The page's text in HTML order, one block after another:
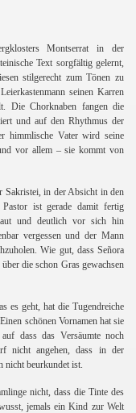
Montserrat in der
Text sorgfältig gelernt,
stilgerecht zum Tönen zu
seinen Karren
Die Chorknaben fangen die
und auf den Rhythmus der
himmlische Vater wird seine
vor allem – sie kommt von
Sakristei, in der Absicht in den
ist gerade damit fertig
und deutlich vor sich hin
vergessen und der Mann
Wie gut, dass Señora
die schon Gras gewachsen
es geht, hat die Tugendreiche
schönen Vornamen hat sie
dass das Versäumte noch
nicht angehen, dass in der
nicht beurkundet ist.
nicht, dass die Tinte des
jemals ein Kind zur Welt